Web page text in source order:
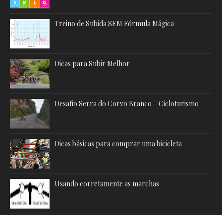
Treino de Subida SEM Fórmula Mágica
Dicas para Subir Melhor
Desafio Serra do Corvo Branco – Cicloturismo
Dicas básicas para comprar uma bicicleta
Usando corretamente as marchas